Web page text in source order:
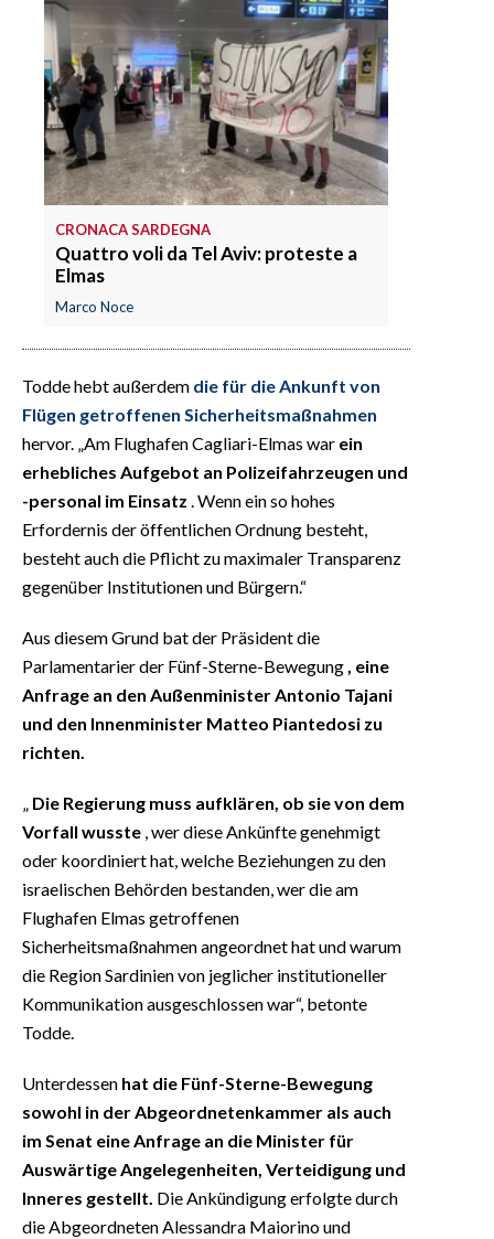
CRONACA SARDEGNA
Quattro voli da Tel Aviv: proteste a
Elmas
Marco Noce
Todde hebt außerdem die für die Ankunft von
Flügen getroffenen Sicherheitsmaßnahmen
hervor. „Am Flughafen Cagliari-Elmas war ein
erhebliches Aufgebot an Polizeifahrzeugen und
-personal im Einsatz . Wenn ein so hohes
Erfordernis der öffentlichen Ordnung besteht,
besteht auch die Pflicht zu maximaler Transparenz
gegenüber Institutionen und Bürgern.“
Aus diesem Grund bat der Präsident die
Parlamentarier der Fünf-Sterne-Bewegung, eine
Anfrage an den Außenminister Antonio Tajani
und den Innenminister Matteo Piantedosi zu
richten.
„ Die Regierung muss aufklären, ob sie von dem
Vorfall wusste , wer diese Ankünfte genehmigt
oder koordiniert hat, welche Beziehungen zu den
israelischen Behörden bestanden, wer die am
Flughafen Elmas getroffenen
Sicherheitsmaßnahmen angeordnet hat und warum
die Region Sardinien von jeglicher institutioneller
Kommunikation ausgeschlossen war“, betonte
Todde.
Unterdessen hat die Fünf-Sterne-Bewegung
sowohl in der Abgeordnetenkammer als auch
im Senat eine Anfrage an die Minister für
Auswärtige Angelegenheiten, Verteidigung und
Inneres gestellt. Die Ankündigung erfolgte durch
die Abgeordneten Alessandra Maiorino und